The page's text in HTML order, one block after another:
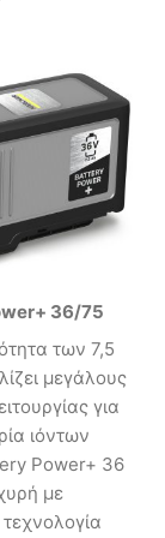
36/75
των 7,5
μεγάλους
για
ιόντων
Power+ 36
με